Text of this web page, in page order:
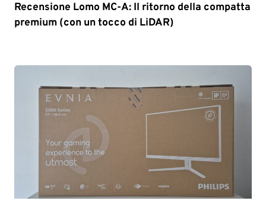
Recensione Lomo MC-A: Il ritorno della compatta
premium (con un tocco di LiDAR)